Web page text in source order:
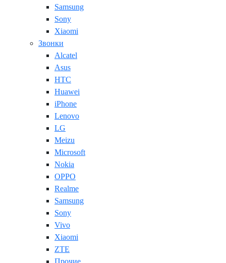
Samsung
Sony
Xiaomi
Звонки
Alcatel
Asus
HTC
Huawei
iPhone
Lenovo
LG
Meizu
Microsoft
Nokia
OPPO
Realme
Samsung
Sony
Vivo
Xiaomi
ZTE